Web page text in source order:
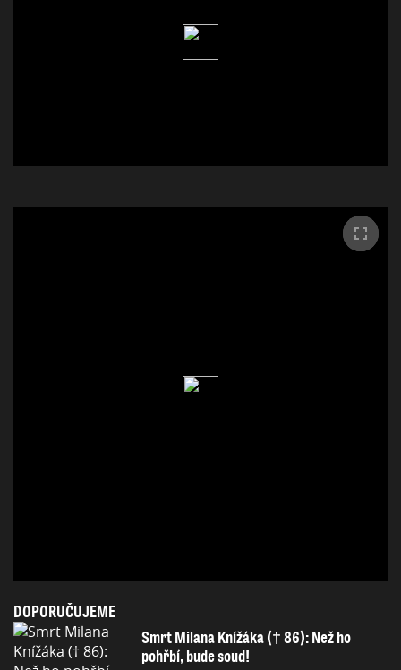
DOPORUČUJEME
Smrt Milana Knížáka († 86): Než ho
pohřbí, bude soud!